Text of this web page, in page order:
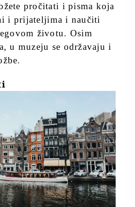
pročitati i pisma koja
i prijateljima i naučiti
životu. Osim
u muzeju se održavaju i